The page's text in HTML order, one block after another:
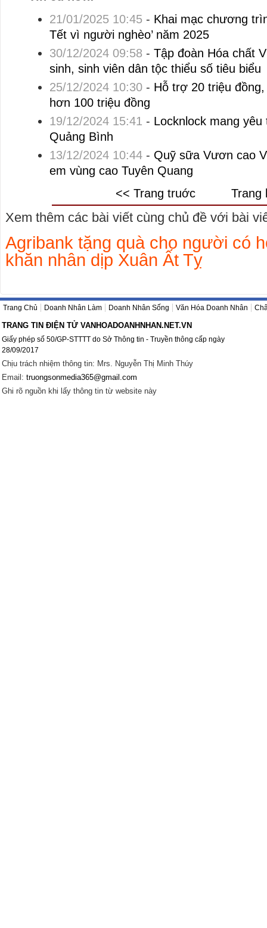
21/01/2025 10:45- Khai mạc chương
Tết vì người nghèo’ năm 2025
30/12/2024 09:58 - Tập đoàn Hóa chất
sinh, sinh viên dân tộc thiểu số tiêu biểu
25/12/2024 10:30- Hỗ trợ 20 triệu
hơn 100 triệu đồng
19/12/2024 15:41 - Locknlock mang
Quảng Bình
13/12/2024 10:44- Quỹ sữa Vươn cao
em vùng cao Tuyên Quang
<< Trang truớc
Trang
Xem thêm các bài viết cùng chủ đề với bài
Agribank tặng quà cho người có
khăn nhân dịp Xuân Ất Tỵ
Trang Chủ Doanh Nhân Làm Doanh Nhân Sống Văn Hóa Doanh Nhân
TRANG TIN ĐIỆN TỬ VANHOADOANHNHAN.NET.VN
Giấy phép số 50/GP-STTTT do Sở Thông tin - Truyền thông cấp ngày
28/09/2017
Chịu trách nhiệm thông tin: Mrs. Nguyễn Thị Minh Thúy
Email: truongsonmedia365@gmail.com
Ghi rõ nguồn khi lấy thông tin từ website này